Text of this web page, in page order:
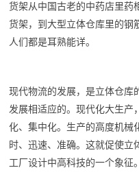
货架从中国古老的中药店里药
货架，到大型立体仓库里的钢
人们都是耳熟能详。
现代物流的发展，是立体仓库
发展相适应的。现代化大生产
化、集中化。生产的高度机械
时、迅速、准确。这就促使立
工厂设计中高科技的一个象征。